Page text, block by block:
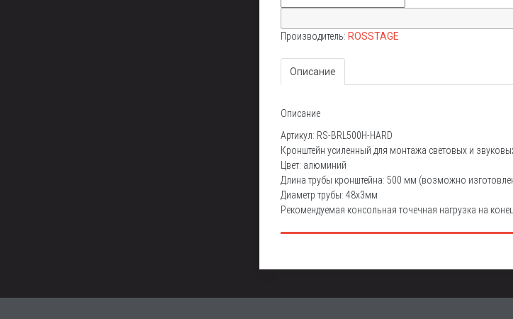
Производитель: ROSSTAGE
Описание
Описание
Артикул: RS-BRL500H-HARD
Кронштейн усиленный для монтажа световых и
Цвет: алюминий
Длина трубы кронштейна: 500 мм (возможно
Диаметр трубы: 48х3мм
Рекомендуемая консольная точечная нагрузка на